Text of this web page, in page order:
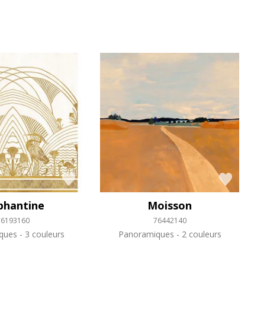
3 couleurs
Moisson
76442140
Panoramiques 2 couleurs